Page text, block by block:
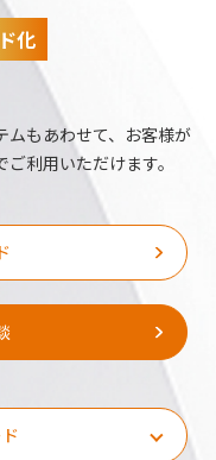
化
もあわせて、 お客様が
利用いただけます。